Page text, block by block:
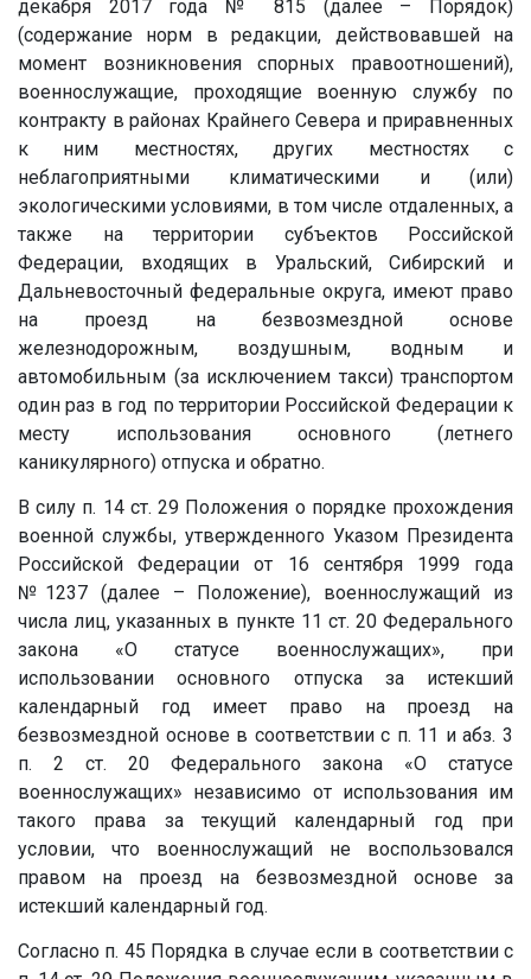
декабря 2017 года № 815 (далее – Порядок)
(содержание норм в редакции, действовавшей на
момент возникновения спорных правоотношений),
военнослужащие, проходящие военную службу по
контракту в районах Крайнего Севера и приравненных
к ним местностях, других местностях с
неблагоприятными климатическими и (или)
экологическими условиями, в том числе отдаленных, а
также на территории субъектов Российской
Федерации, входящих в Уральский, Сибирский и
Дальневосточный федеральные округа, имеют право
на проезд на безвозмездной основе
железнодорожным, воздушным, водным и
автомобильным (за исключением такси) транспортом
один раз в год по территории Российской Федерации к
месту использования основного (летнего
каникулярного) отпуска и обратно.
В силу п. 14 ст. 29 Положения о порядке прохождения
военной службы, утвержденного Указом Президента
Российской Федерации от 16 сентября 1999 года
№1237 (далее – Положение), военнослужащий из
числа лиц, указанных в пункте 11 ст. 20 Федерального
закона «О статусе военнослужащих», при
использовании основного отпуска за истекший
календарный год имеет право на проезд на
безвозмездной основе в соответствии с п. 11 и абз. 3
п. 2 ст. 20 Федерального закона «О статусе
военнослужащих» независимо от использования им
такого права за текущий календарный год при
условии, что военнослужащий не воспользовался
правом на проезд на безвозмездной основе за
истекший календарный год.
Согласно п. 45 Порядка в случае если в соответствии с